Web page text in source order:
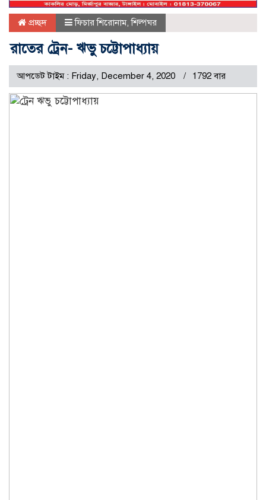
প্রচ্ছদ ফিচার শিরোনাম,শিল্পঘর
রাতের ট্রেন- ঋভু চট্টোপাধ্যায়
আপডেট টাইম : Friday, December 4, 2020 1792 বার